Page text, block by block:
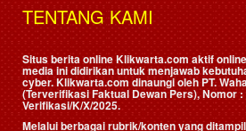
TENTANG KAMI
Situs berita online Klikwarta.com aktif
media ini didirikan untuk menjawab
cyber. Klikwarta.com dinaungi oleh PT.
(Terverifikasi Faktual Dewan Pers), Nomor :
Verifikasi/K/X/2025.
Melalui berbagai rubrik/konten yang